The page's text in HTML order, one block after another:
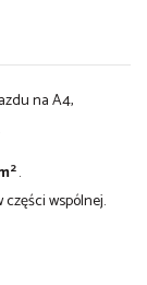
na A4,
2.
części wspólnej.